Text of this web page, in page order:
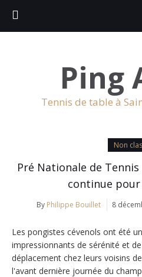
Ping
Tennis de table à
Non
Pré Nationale de Tennis
continue
By Philippe Bouillet 8
Les pongistes cévenols ont été
impressionnants de sérénité et
déplacement chez leurs voisins
l'avant dernière journée du